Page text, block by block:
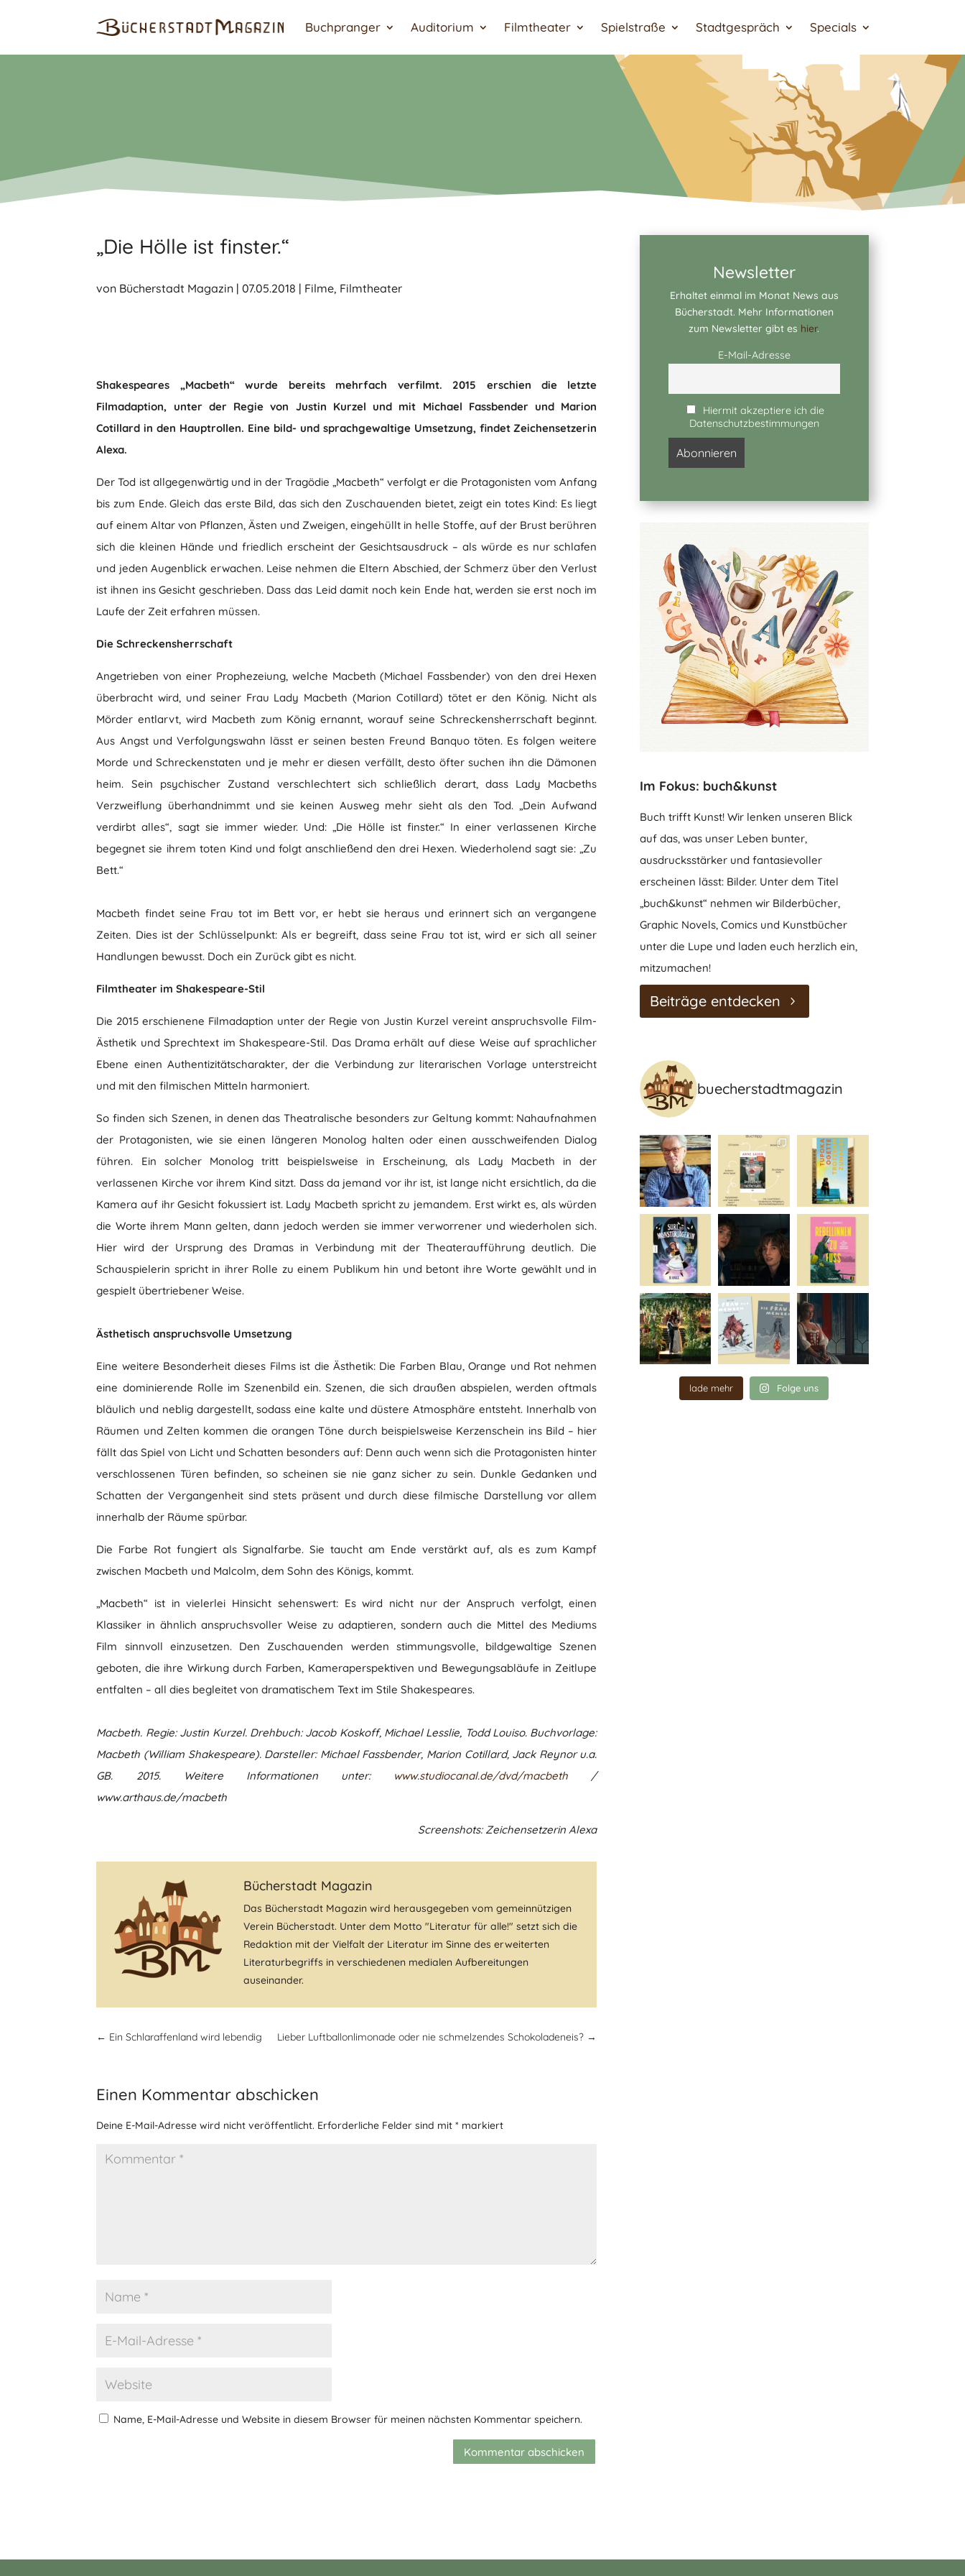
Buchpranger Auditorium Filmtheater Spielstraße Stadtgespräch Specials
„Die Hölle ist finster.“
von Bücherstadt Magazin |07.05.2018 | Filme, Filmtheater
Shakespeares „Macbeth“ wurde bereits mehrfach verfilmt. 2015 erschien die letzte
Filmadaption, unter der Regie von Justin Kurzel und mit Michael Fassbender und Marion
Cotillard in den Hauptrollen. Eine bild- und sprachgewaltige Umsetzung, findet Zeichensetzerin
Alexa.
Der Tod ist allgegenwärtig und in der Tragödie „Macbeth“ verfolgt er die Protagonisten vom Anfang
bis zum Ende. Gleich das erste Bild, das sich den Zuschauenden bietet, zeigt ein totes Kind: Es liegt
auf einem Altar von Pflanzen, Ästen und Zweigen, eingehüllt in helle Stoffe, auf der Brust berühren
sich die kleinen Hände und friedlich erscheint der Gesichtsausdruck – als würde es nur schlafen
und jeden Augenblick erwachen. Leise nehmen die Eltern Abschied, der Schmerz über den Verlust
ist ihnen ins Gesicht geschrieben. Dass das Leid damit noch kein Ende hat, werden sie erst noch im
Laufe der Zeit erfahren müssen.
Die Schreckensherrschaft
Angetrieben von einer Prophezeiung, welche Macbeth (Michael Fassbender) von den drei Hexen
überbracht wird, und seiner Frau Lady Macbeth (Marion Cotillard) tötet er den König. Nicht als
Mörder entlarvt, wird Macbeth zum König ernannt, worauf seine Schreckensherrschaft beginnt.
Aus Angst und Verfolgungswahn lässt er seinen besten Freund Banquo töten. Es folgen weitere
Morde und Schreckenstaten und je mehr er diesen verfällt, desto öfter suchen ihn die Dämonen
heim. Sein psychischer Zustand verschlechtert sich schließlich derart, dass Lady Macbeths
Verzweiflung überhandnimmt und sie keinen Ausweg mehr sieht als den Tod. „Dein Aufwand
verdirbt alles“, sagt sie immer wieder. Und: „Die Hölle ist finster.“ In einer verlassenen Kirche
begegnet sie ihrem toten Kind und folgt anschließend den drei Hexen. Wiederholend sagt sie: „Zu
Bett.“
Macbeth findet seine Frau tot im Bett vor, er hebt sie heraus und erinnert sich an vergangene
Zeiten. Dies ist der Schlüsselpunkt: Als er begreift, dass seine Frau tot ist, wird er sich all seiner
Handlungen bewusst. Doch ein Zurück gibt es nicht.
Filmtheater im Shakespeare-Stil
Die 2015 erschienene Filmadaption unter der Regie von Justin Kurzel vereint anspruchsvolle Film-
Ästhetik und Sprechtext im Shakespeare-Stil. Das Drama erhält auf diese Weise auf sprachlicher
Ebene einen Authentizitätscharakter, der die Verbindung zur literarischen Vorlage unterstreicht
und mit den filmischen Mitteln harmoniert.
So finden sich Szenen, in denen das Theatralische besonders zur Geltung kommt: Nahaufnahmen
der Protagonisten, wie sie einen längeren Monolog halten oder einen ausschweifenden Dialog
führen. Ein solcher Monolog tritt beispielsweise in Erscheinung, als Lady Macbeth in der
verlassenen Kirche vor ihrem Kind sitzt. Dass da jemand vor ihr ist, ist lange nicht ersichtlich, da die
Kamera auf ihr Gesicht fokussiert ist. Lady Macbeth spricht zu jemandem. Erst wirkt es, als würden
die Worte ihrem Mann gelten, dann jedoch werden sie immer verworrener und wiederholen sich.
Hier wird der Ursprung des Dramas in Verbindung mit der Theateraufführung deutlich. Die
Schauspielerin spricht in ihrer Rolle zu einem Publikum hin und betont ihre Worte gewählt und in
gespielt übertriebener Weise.
Ästhetisch anspruchsvolle Umsetzung
Eine weitere Besonderheit dieses Films ist die Ästhetik: Die Farben Blau, Orange und Rot nehmen
eine dominierende Rolle im Szenenbild ein. Szenen, die sich draußen abspielen, werden oftmals
bläulich und neblig dargestellt, sodass eine kalte und düstere Atmosphäre entsteht. Innerhalb von
Räumen und Zelten kommen die orangen Töne durch beispielsweise Kerzenschein ins Bild – hier
fällt das Spiel von Licht und Schatten besonders auf: Denn auch wenn sich die Protagonisten hinter
verschlossenen Türen befinden, so scheinen sie nie ganz sicher zu sein. Dunkle Gedanken und
Schatten der Vergangenheit sind stets präsent und durch diese filmische Darstellung vor allem
innerhalb der Räume spürbar.
Die Farbe Rot fungiert als Signalfarbe. Sie taucht am Ende verstärkt auf, als es zum Kampf
zwischen Macbeth und Malcolm, dem Sohn des Königs, kommt.
„Macbeth“ ist in vielerlei Hinsicht sehenswert: Es wird nicht nur der Anspruch verfolgt, einen
Klassiker in ähnlich anspruchsvoller Weise zu adaptieren, sondern auch die Mittel des Mediums
Film sinnvoll einzusetzen. Den Zuschauenden werden stimmungsvolle, bildgewaltige Szenen
geboten, die ihre Wirkung durch Farben, Kameraperspektiven und Bewegungsabläufe in Zeitlupe
entfalten – all dies begleitet von dramatischem Text im Stile Shakespeares.
Macbeth. Regie: Justin Kurzel. Drehbuch: Jacob Koskoff, Michael Lesslie, Todd Louiso. Buchvorlage:
Macbeth (William Shakespeare). Darsteller: Michael Fassbender, Marion Cotillard, Jack Reynor u.a.
GB. 2015. Weitere Informationen unter: www.studiocanal.de/dvd/macbeth /
www.arthaus.de/macbeth
Screenshots: Zeichensetzerin Alexa
Bücherstadt Magazin
Das Bücherstadt Magazin wird herausgegeben vom gemeinnützigen
Verein Bücherstadt. Unter dem Motto "Literatur für alle!" setzt sich die
Redaktion mit der Vielfalt der Literatur im Sinne des erweiterten
Literaturbegriffs in verschiedenen medialen Aufbereitungen
auseinander.
← Ein Schlaraffenland wird lebendig Lieber Luftballonlimonade oder nie schmelzendes Schokoladeneis? →
Einen Kommentar abschicken
Deine E-Mail-Adresse wird nicht veröffentlicht. Erforderliche Felder sind mit* markiert
Name, E-Mail-Adresse und Website in diesem Browser für meinen nächsten Kommentar speichern.
Kommentar abschicken
Newsletter
Erhaltet einmal im Monat News aus
Bücherstadt. Mehr Informationen
zum Newsletter gibt es hier.
E-Mail-Adresse
Hiermit akzeptiere ich die
Datenschutzbestimmungen
Im Fokus: buch&kunst
Buch trifft Kunst! Wir lenken unseren Blick
auf das, was unser Leben bunter,
ausdrucksstärker und fantasievoller
erscheinen lässt: Bilder. Unter dem Titel
„buch&kunst“ nehmen wir Bilderbücher,
Graphic Novels, Comics und Kunstbücher
unter die Lupe und laden euch herzlich ein,
mitzumachen!
Beiträge entdecken
buecherstadtmagazin
lade mehr Folge uns